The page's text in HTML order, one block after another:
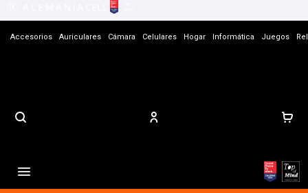
Accesorios Auriculares Cámara Celulares Hogar Informática Juegos
